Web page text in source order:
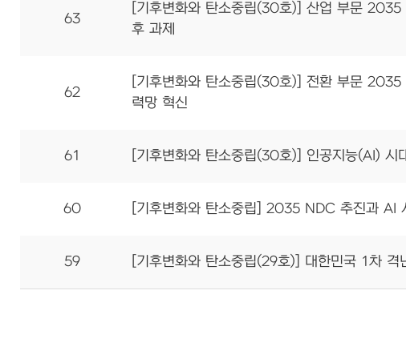
63
[기후변화와 탄소중립(30호)] 산업 부문
후 과제
62
[기후변화와 탄소중립(30호)] 전환 부문
력망 혁신
61 [기후변화와 탄소중립(30호)] 인공지능(AI) 시
60 [기후변화와 탄소중립] 2035 NDC 추진과 AI
59 [기후변화와 탄소중립(29호)] 대한민국 1차